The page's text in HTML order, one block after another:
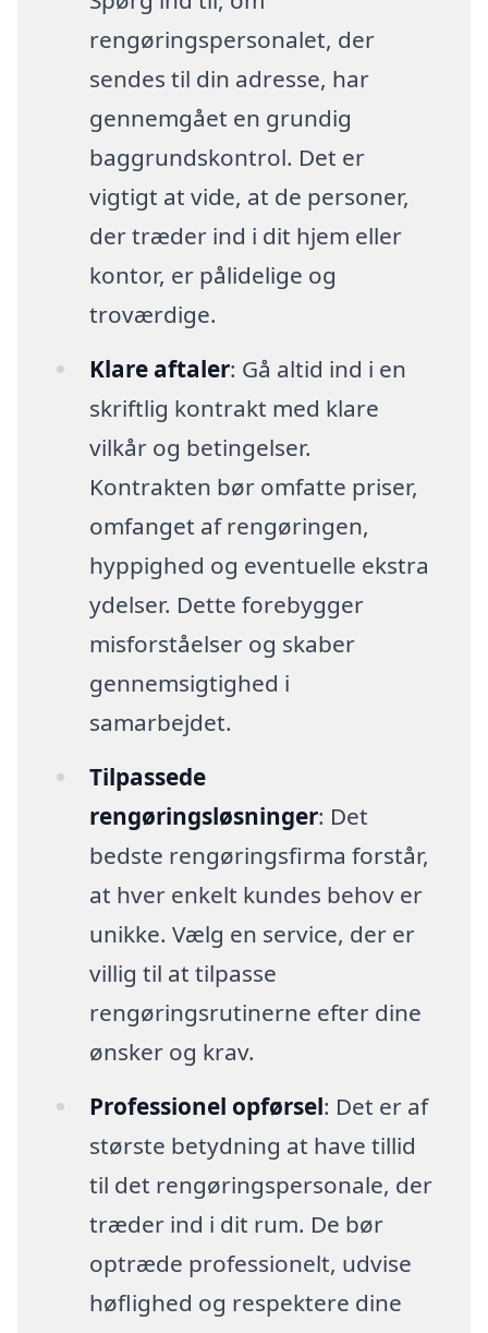
rengøringspersonalet, der
sendes til din adresse, har
gennemgået en grundig
baggrundskontrol. Det er
vigtigt at vide, at de personer,
der træder ind i dit hjem eller
kontor, er pålidelige og
troværdige.
Klare aftaler: Gå altid ind i en
skriftlig kontrakt med klare
vilkår og betingelser.
Kontrakten bør omfatte priser,
omfanget af rengøringen,
hyppighed og eventuelle ekstra
ydelser. Dette forebygger
misforståelser og skaber
gennemsigtighed i
samarbejdet.
Tilpassede
rengøringsløsninger: Det
bedste rengøringsfirma forstår,
at hver enkelt kundes behov er
unikke. Vælg en service, der er
villig til at tilpasse
rengøringsrutinerne efter dine
ønsker og krav.
Professionel opførsel: Det er af
største betydning at have tillid
til det rengøringspersonale, der
træder ind i dit rum. De bør
optræde professionelt, udvise
høflighed og respektere dine